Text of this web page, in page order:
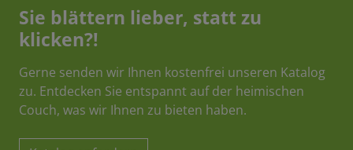
Sie blättern lieber, statt zu
klicken?!
Gerne senden wir Ihnen kostenfrei unseren Katalog
zu. Entdecken Sie entspannt auf der heimischen
Couch, was wir Ihnen zu bieten haben.